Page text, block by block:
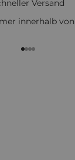
Versand
innerhalb
Gehe zu
Gehe zu
Gehe zu
Gehe zu